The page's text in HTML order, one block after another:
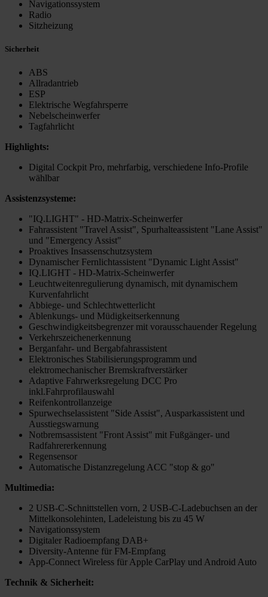
Navigationssystem
Radio
Sitzheizung
Sicherheit
ABS
Allradantrieb
ESP
Elektrische Wegfahrsperre
Nebelscheinwerfer
Tagfahrlicht
Highlights:
Digital Cockpit Pro, mehrfarbig, verschiedene Info-Profile
wählbar
Assistenzsysteme:
"IQ.LIGHT" - HD-Matrix-Scheinwerfer
Fahrassistent "Travel Assist", Spurhalteassistent "Lane Assist"
und "Emergency Assist"
Proaktives Insassenschutzsystem
Dynamischer Fernlichtassistent "Dynamic Light Assist"
IQ.LIGHT - HD-Matrix-Scheinwerfer
Leuchtweitenregulierung dynamisch, mit dynamischem
Kurvenfahrlicht
Abbiege- und Schlechtwetterlicht
Ablenkungs- und Müdigkeitserkennung
Geschwindigkeitsbegrenzer mit vorausschauender Regelung
Verkehrszeichenerkennung
Berganfahr- und Bergabfahrassistent
Elektronisches Stabilisierungsprogramm und
elektromechanischer Bremskraftverstärker
Adaptive Fahrwerksregelung DCC Pro
inkl.Fahrprofilauswahl
Reifenkontrollanzeige
Spurwechselassistent "Side Assist", Ausparkassistent und
Ausstiegswarnung
Notbremsassistent "Front Assist" mit Fußgänger- und
Radfahrererkennung
Regensensor
Automatische Distanzregelung ACC "stop & go"
Multimedia:
2 USB-C-Schnittstellen vorn, 2 USB-C-Ladebuchsen an der
Mittelkonsolehinten, Ladeleistung bis zu 45 W
Navigationssystem
Digitaler Radioempfang DAB+
Diversity-Antenne für FM-Empfang
App-Connect Wireless für Apple CarPlay und Android Auto
Technik & Sicherheit: